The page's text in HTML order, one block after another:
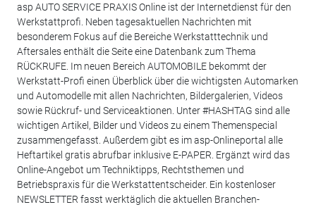
asp AUTO SERVICE PRAXIS Online ist der Internetdienst für den
Werkstattprofi. Neben tagesaktuellen Nachrichten mit
besonderem Fokus auf die Bereiche Werkstatttechnik und
Aftersales enthält die Seite eine Datenbank zum Thema
RÜCKRUFE. Im neuen Bereich AUTOMOBILE bekommt der
Werkstatt-Profi einen Überblick über die wichtigsten Automarken
und Automodelle mit allen Nachrichten, Bildergalerien, Videos
sowie Rückruf- und Serviceaktionen. Unter #HASHTAG sind alle
wichtigen Artikel, Bilder und Videos zu einem Themenspecial
zusammengefasst. Außerdem gibt es im asp-Onlineportal alle
Heftartikel gratis abrufbar inklusive E-PAPER. Ergänzt wird das
Online-Angebot um Techniktipps, Rechtsthemen und
Betriebspraxis für die Werkstattentscheider. Ein kostenloser
NEWSLETTER fasst werktäglich die aktuellen Branchen-